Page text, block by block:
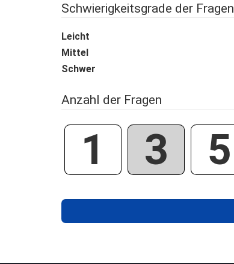
Schwierigkeitsgrade der Fragen
Leicht
Mittel
Schwer
Anzahl der Fragen
1 3 5